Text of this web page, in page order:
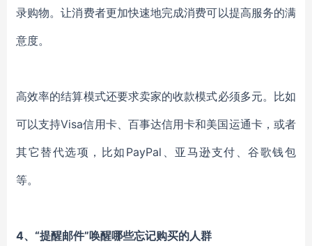
录购物。让消费者更加快速地完成消费可以提高服务的满
意度。
高效率的结算模式还要求卖家的收款模式必须多元。比如
可以支持Visa信用卡、百事达信用卡和美国运通卡，或者
其它替代选项，比如PayPal、亚马逊支付、谷歌钱包
等。
4、“提醒邮件”唤醒哪些忘记购买的人群